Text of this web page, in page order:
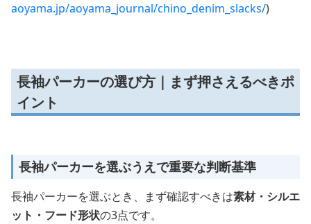
aoyama.jp/aoyama_journal/chino_denim_slacks/)
長袖パーカーの選び方｜まず押さえるべきポ
イント
長袖パーカーを選ぶうえで重要な判断基準
長袖パーカーを選ぶとき、まず確認すべきは素材・シルエ
ット・フード形状の3点です。